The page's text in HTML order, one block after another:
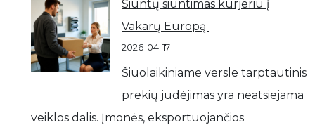
Siuntų siuntimas kurjeriu į
Vakarų Europą
2026-04-17
Šiuolaikiniame versle tarptautinis
prekių judėjimas yra neatsiejama
veiklos dalis. Įmonės, eksportuojančios